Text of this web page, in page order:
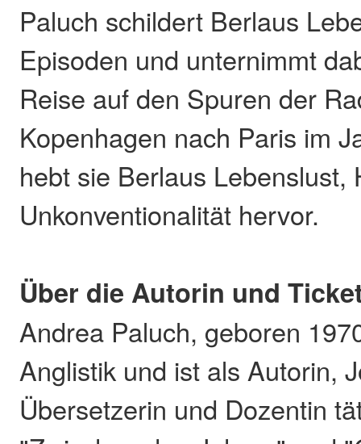
Paluch schildert Berlaus
Episoden und unternimmt
Reise auf den Spuren der
Kopenhagen nach Paris im
hebt sie Berlaus Lebenslust,
Unkonventionalität hervor.
Über die Autorin und
Andrea Paluch, geboren
Anglistik und ist als Autorin,
Übersetzerin und Dozentin